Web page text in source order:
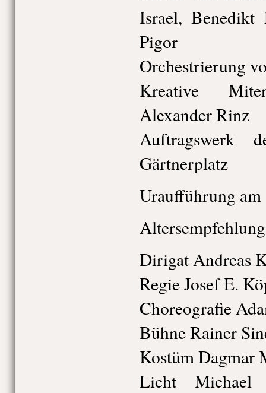
Israel, Benedikt
Pigor
Orchestrierung
Kreative
Alexander Rinz
Auftragswerk
Gärtnerplatz
Uraufführung am
Dirigat Andreas
Regie Josef E.
Choreografie
Bühne Rainer
Kostüm Dagmar
Licht Michael